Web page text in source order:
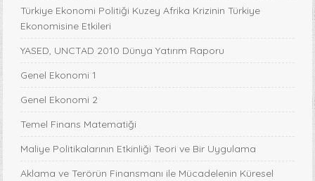
Türkiye Ekonomi Politiği Kuzey Afrika Krizinin Türkiye
Ekonomisine Etkileri
YASED, UNCTAD 2010 Dünya Yatırım Raporu
Genel Ekonomi 1
Genel Ekonomi 2
Temel Finans Matematiği
Maliye Politikalarının Etkinliği Teori ve Bir Uygulama
Aklama ve Terörün Finansmanı ile Mücadelenin Küresel